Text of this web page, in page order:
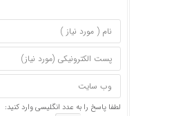
لطفا پاسخ را به عدد انگلیسی وارد کنید: